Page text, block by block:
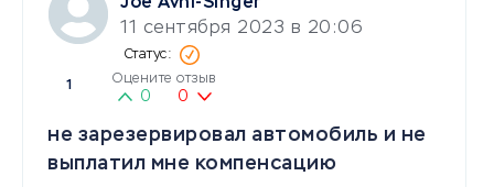
11 сентября 2023 в 20:06
1 Оцените отзыв
0 0
не зарезервировал автомобиль и не
выплатил мне компенсацию